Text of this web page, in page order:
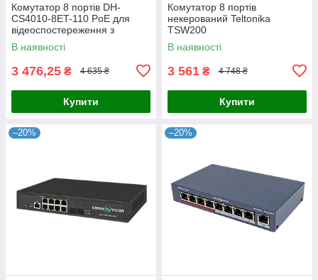
Комутатор 8 портів DH-
CS4010-8ET-110 PoE для
відеоспостереження з
підтримкою IEEE802.3bt,
бюджетом 110 Вт, 2x uplink
В наявності
3 476,25 ₴ 4 635 ₴
Купити
Комутатор 8 портів
некерований Teltonika
TSW200
В наявності
3 561 ₴ 4 748 ₴
Купити
–20% –20%